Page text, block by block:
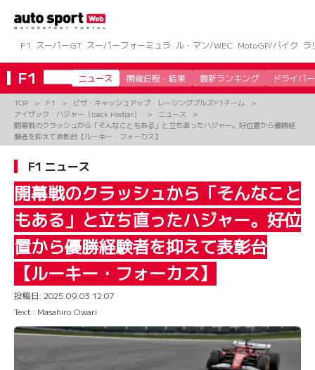
ツ
へ
ス
キ
F1 スーパーGT スーパーフォーミュラ ル・マン/WEC MotoGP/バイク ラ
F1 ニュース 開催日程・結果 最新ランキング ドライバー
TOP F1
ビザ・キャッシュアップ・レーシングブルズF1チーム
アイザック・ハジャー（Isack Hadjar）
ニュース
開幕戦のクラッシュから「そんなこともある」と立ち直ったハジャー。好位置から優勝経
験者を抑えて表彰台【ルーキー・フォーカス】
F1 ニュース
開幕戦のクラッシュから「そんなこと
もある」と立ち直ったハジャー。好位
置から優勝経験者を抑えて表彰台
【ルーキー・フォーカス】
投稿日: 2025.09.03 12:07
Text : Masahiro Owari